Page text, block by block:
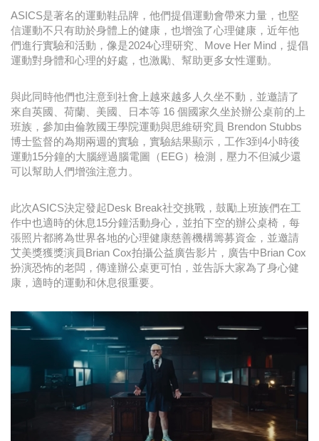
ASICS是著名的運動鞋品牌，他們提倡運動會帶來力量，也堅
信運動不只有助於身體上的健康，也增強了心理健康，近年他
們進行實驗和活動，像是2024心理研究、Move Her Mind，提倡
運動對身體和心理的好處，也激勵、幫助更多女性運動。
與此同時他們也注意到社會上越來越多人久坐不動，並邀請了
來自英國、荷蘭、美國、日本等 16 個國家久坐於辦公桌前的上
班族，參加由倫敦國王學院運動與思維研究員 Brendon Stubbs
博士監督的為期兩週的實驗，實驗結果顯示，工作3到4小時後
運動15分鐘的大腦經過腦電圖（EEG）檢測，壓力不但減少還
可以幫助人們增強注意力。
此次ASICS決定發起Desk Break社交挑戰，鼓勵上班族們在工
作中也適時的休息15分鐘活動身心，並拍下空的辦公桌椅，每
張照片都將為世界各地的心理健康慈善機構籌募資金，並邀請
艾美獎獲獎演員Brian Cox拍攝公益廣告影片，廣告中Brian Cox
扮演恐怖的老闆，傳達辦公桌更可怕，並告訴大家為了身心健
康，適時的運動和休息很重要。